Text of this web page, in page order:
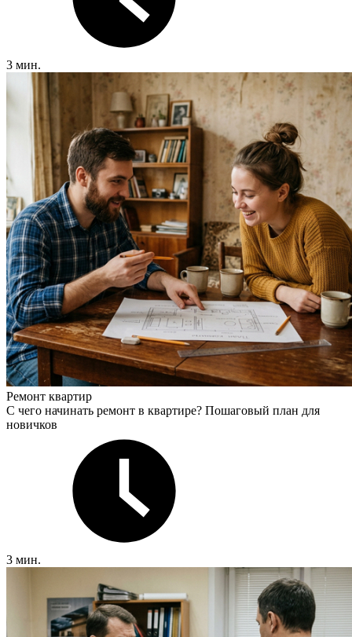
3 мин.
Ремонт квартир
С чего начинать ремонт в квартире? Пошаговый план для
новичков
3 мин.